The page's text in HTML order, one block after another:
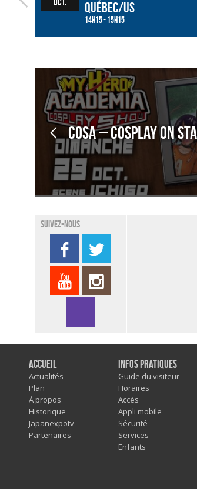
Québec/US
14h15 - 15h15
CoSA – Cosplay on
Suivez-nous
Accueil
Actualités
Plan
À propos
Historique
Japanexpotv
Partenaires
Infos pratiques
Guide du visiteur
Horaires
Accès
Appli mobile
Sécurité
Services
Enfants